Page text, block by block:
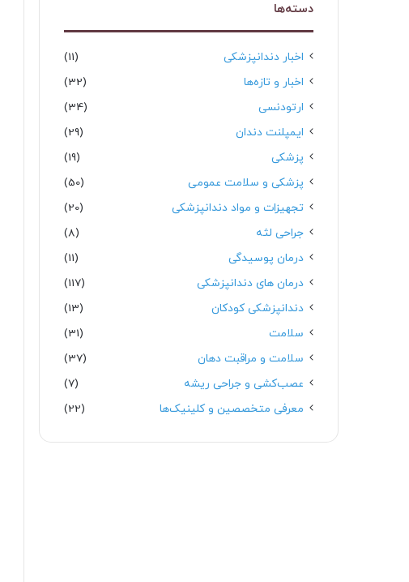
دسته‌ها
اخبار دندانپزشکی
(11)
اخبار و تازه‌ها
(32)
ارتودنسی
(34)
ایمپلنت دندان
(29)
پزشکی
(19)
پزشکی و سلامت عمومی
(50)
تجهیزات و مواد دندانپزشکی
(20)
جراحی لثه
(8)
درمان پوسیدگی
(11)
درمان های دندانپزشکی
(117)
دندانپزشکی کودکان
(13)
سلامت
(31)
سلامت و مراقبت دهان
(37)
عصب‌کشی و جراحی ریشه
(7)
معرفی متخصصین و کلینیک‌ها
(22)